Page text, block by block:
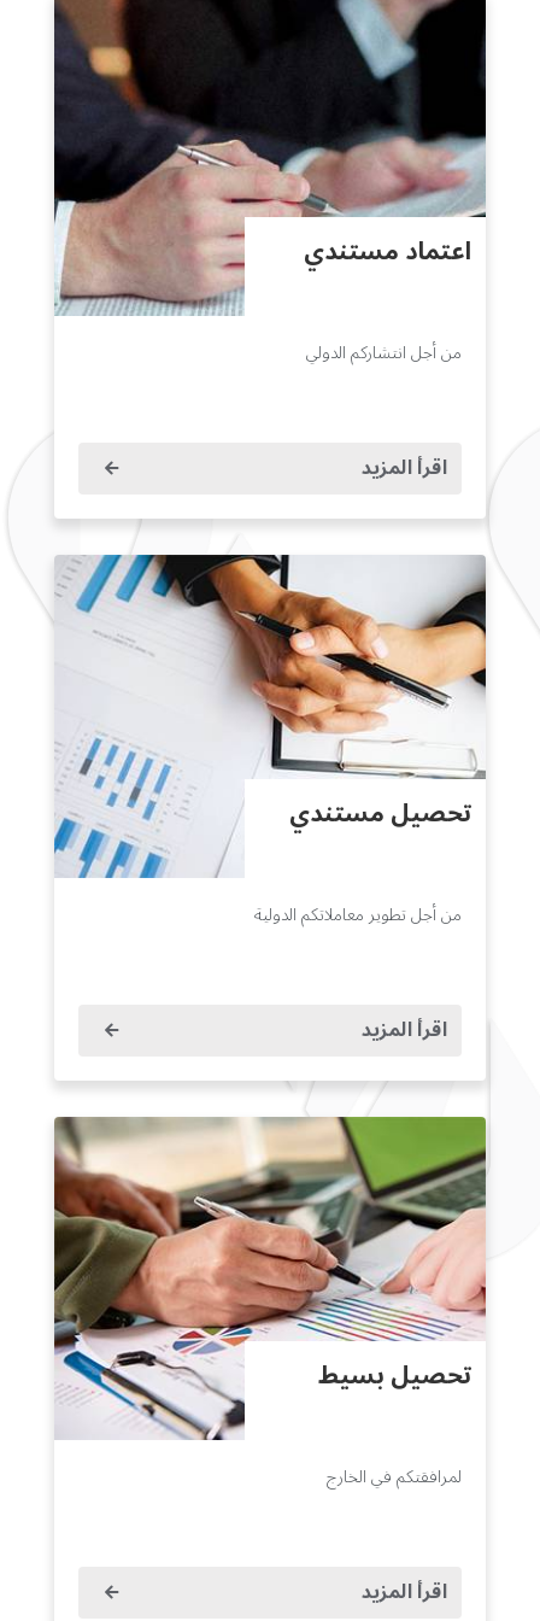
اعتماد مستندي
من أجل انتشاركم الدولي
اقرأ المزيد
تحصيل مستندي
من أجل تطوير معاملاتكم الدولية
اقرأ المزيد
تحصيل بسيط
لمرافقتكم في الخارج
اقرأ المزيد